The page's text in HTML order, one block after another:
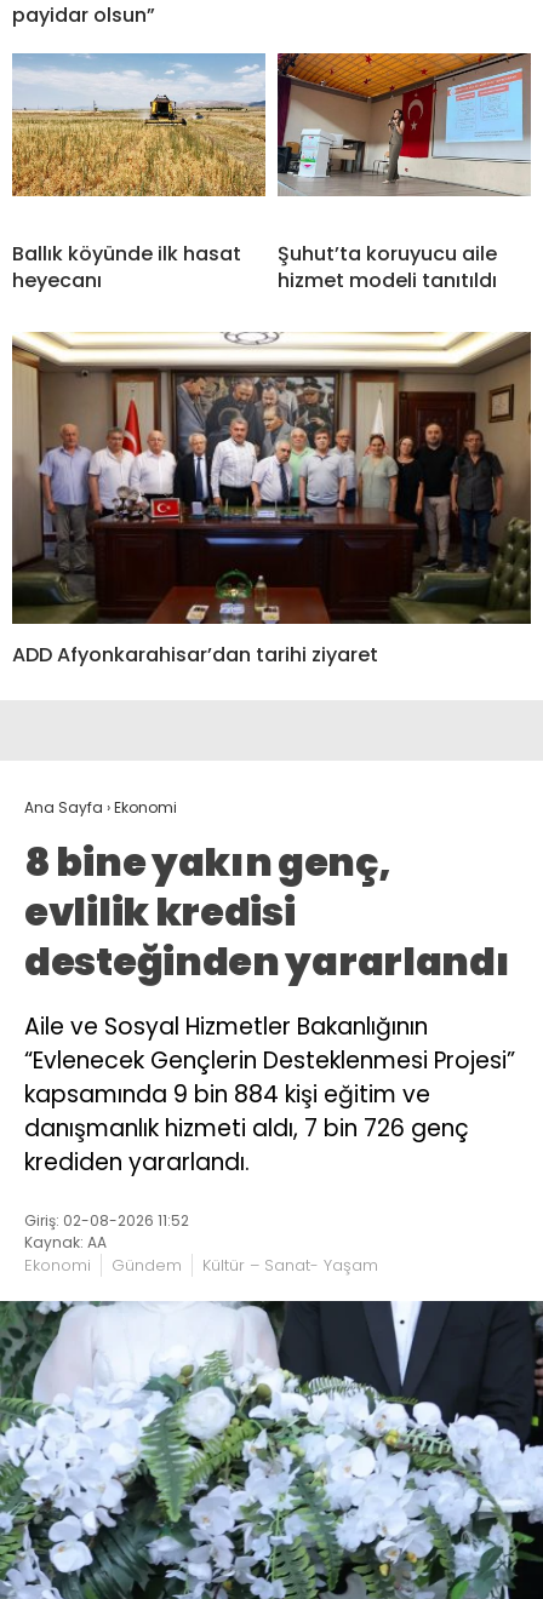
payidar olsun”
Ballık köyünde ilk hasat
heyecanı
Şuhut’ta koruyucu aile
hizmet modeli tanıtıldı
ADD Afyonkarahisar’dan tarihi ziyaret
Ana Sayfa ›Ekonomi
8 bine yakın genç,
evlilik kredisi
desteğinden yararlandı
Aile ve Sosyal Hizmetler Bakanlığının
“Evlenecek Gençlerin Desteklenmesi Projesi”
kapsamında 9 bin 884 kişi eğitim ve
danışmanlık hizmeti aldı, 7 bin 726 genç
krediden yararlandı.
Giriş: 02-08-2026 11:52
Kaynak: AA
Ekonomi Gündem Kültür – Sanat- Yaşam